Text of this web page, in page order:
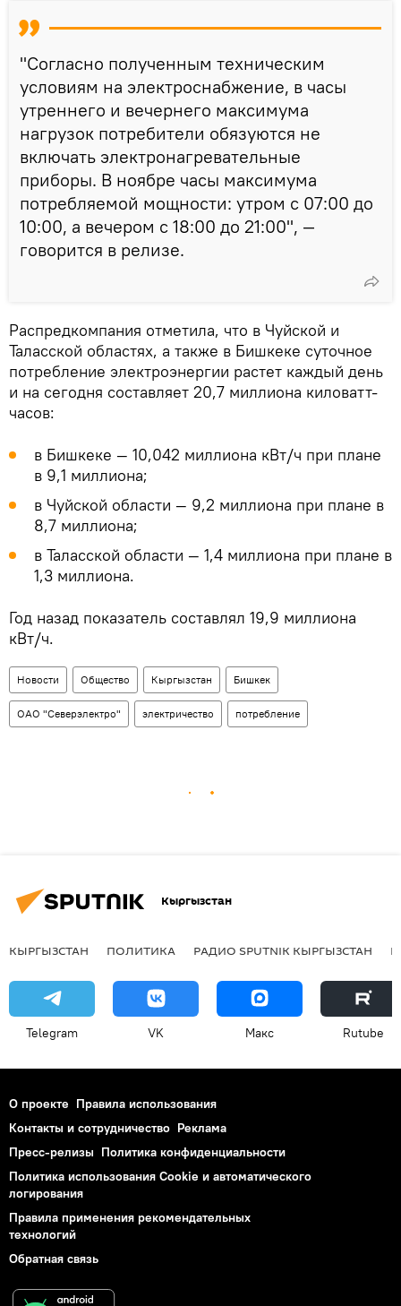
"Согласно полученным техническим
условиям на электроснабжение, в часы
утреннего и вечернего максимума
нагрузок потребители обязуются не
включать электронагревательные
приборы. В ноябре часы максимума
потребляемой мощности: утром с 07:00 до
10:00, а вечером с 18:00 до 21:00", —
говорится в релизе.
Распредкомпания отметила, что в Чуйской и
Таласской областях, а также в Бишкеке суточное
потребление электроэнергии растет каждый день
и на сегодня составляет 20,7 миллиона киловатт-
часов:
в Бишкеке — 10,042 миллиона кВт/ч при плане
в 9,1 миллиона;
в Чуйской области — 9,2 миллиона при плане в
8,7 миллиона;
в Таласской области — 1,4 миллиона при плане в
1,3 миллиона.
Год назад показатель составлял 19,9 миллиона
кВт/ч.
Новости Общество Кыргызстан Бишкек
ОАО "Северэлектро" электричество потребление
Кыргызстан
КЫРГЫЗСТАН ПОЛИТИКА РАДИО SPUTNIK КЫРГЫЗСТАН
Telegram VK Макс Rutube
О проекте Правила использования
Контакты и сотрудничество Реклама
Пресс-релизы Политика конфиденциальности
Политика использования Cookie и автоматического
логирования
Правила применения рекомендательных
технологий
Обратная связь